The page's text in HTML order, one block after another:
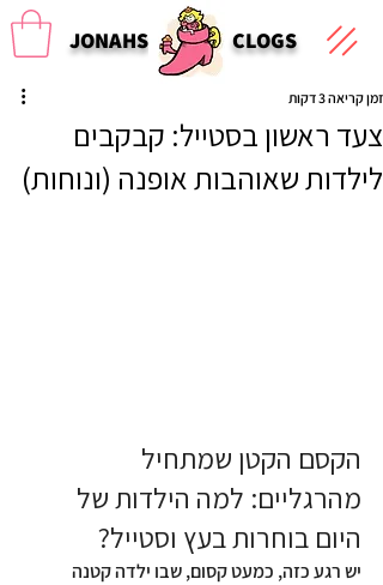
JONAHS CLOGS
צעד ראשון בסטייל: קבקבים
לילדות שאוהבות אופנה (ונוחות)
זמן קריאה 3 דקות
הקסם הקטן שמתחיל
מהרגליים: למה הילדות של
היום בוחרות בעץ וסטייל?
יש רגע כזה, כמעט קסום, שבו ילדה קטנה